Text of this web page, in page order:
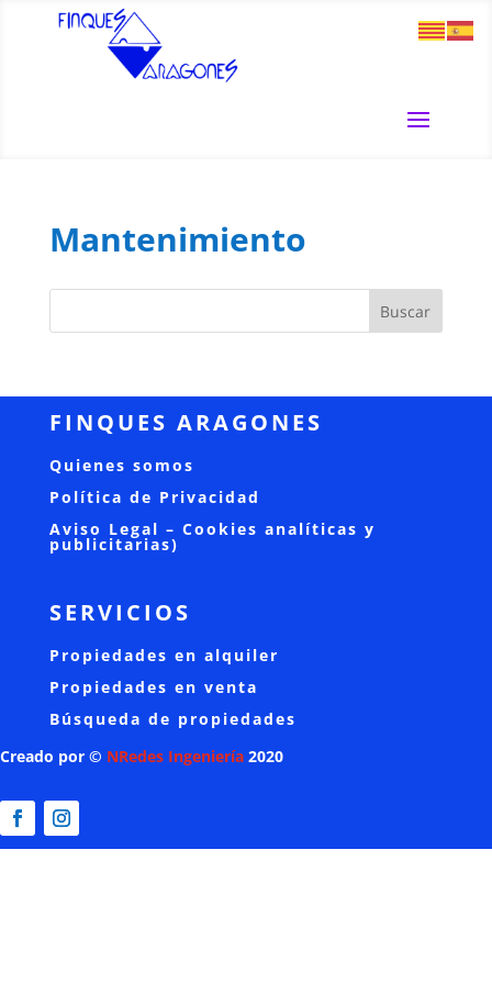
Mantenimiento
FINQUES ARAGONES
Quienes somos
Política de Privacidad
Aviso Legal – Cookies analíticas y
publicitarias)
SERVICIOS
Propiedades en alquiler
Propiedades en venta
Búsqueda de propiedades
Creado por © NRedes Ingeniería 2020